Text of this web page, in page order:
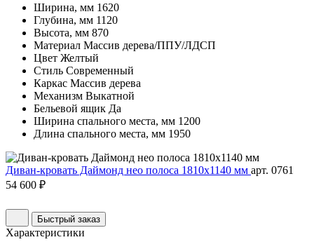
Ширина, мм 1620
Глубина, мм 1120
Высота, мм 870
Материал Массив дерева/ППУ/ЛДСП
Цвет Желтый
Стиль Современный
Каркас Массив дерева
Механизм Выкатной
Бельевой ящик Да
Ширина спального места, мм 1200
Длина спального места, мм 1950
Диван-кровать Даймонд нео полоса 1810х1140 мм арт. 0761
54 600 ₽
Быстрый заказ
Характеристики